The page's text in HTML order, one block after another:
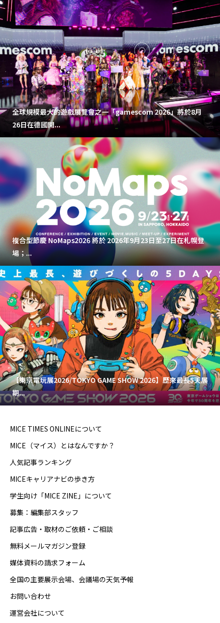
全球規模最大的遊戲展覽會之一「gamescom 2026」將於8月
26日在德國開...
複合型節慶 NoMaps2026 將於 2026年9月23日至27日在札幌登
場；...
【東京電玩展2026/TOKYO GAME SHOW 2026】歷來最長5天展
期...
MICE TIMES ONLINEについて
MICE（マイス）とはなんですか？
人気記事ランキング
MICEキャリアナビの歩き方
学生向け「MICE ZINE」について
募集：編集部スタッフ
記事広告・取材のご依頼・ご相談
無料メールマガジン登録
媒体資料の請求フォーム
全国の主要展示会場、会議場の天気予報
お問い合わせ
運営会社について